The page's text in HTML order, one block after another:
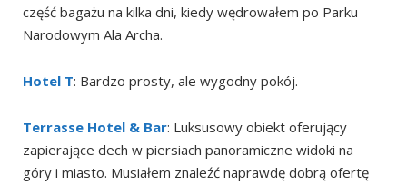
część bagażu na kilka dni, kiedy wędrowałem po Parku
Narodowym Ala Archa.
Hotel T: Bardzo prosty, ale wygodny pokój.
Terrasse Hotel & Bar: Luksusowy obiekt oferujący
zapierające dech w piersiach panoramiczne widoki na
góry i miasto. Musiałem znaleźć naprawdę dobrą ofertę